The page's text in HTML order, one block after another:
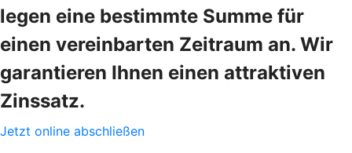
legen eine bestimmte Summe für
einen vereinbarten Zeitraum an. Wir
garantieren Ihnen einen attraktiven
Zinssatz.
Jetzt online abschließen